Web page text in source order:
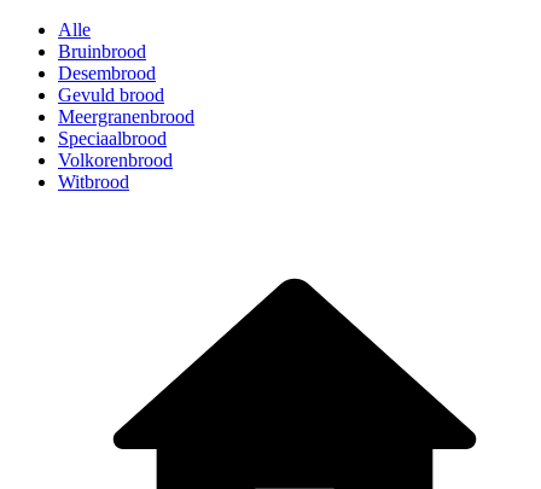
Alle
Bruinbrood
Desembrood
Gevuld brood
Meergranenbrood
Speciaalbrood
Volkorenbrood
Witbrood